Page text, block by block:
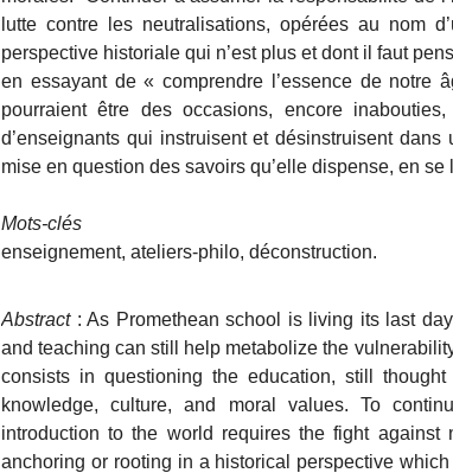
lutte contre les neutralisations, opérées au nom
perspective historiale qui n’est plus et dont il faut
en essayant de « comprendre l’essence de notre
pourraient être des occasions, encore
d’enseignants qui instruisentetdésinstruisent dans
mise en question des savoirs qu’elle dispense, en
Mots-clés
enseignement, ateliers-philo, déconstruction.
Abstract: As Promethean school is living its last
and teaching can still help metabolize the
consists in questioning the education, still thought
knowledge, culture, and moral values. To
introduction to the world requires the fight against
anchoring or rooting in a historical perspective